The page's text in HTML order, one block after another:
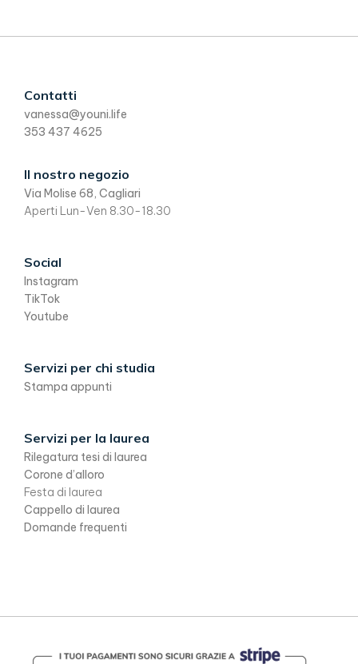
Footer
Contatti
vanessa@youni.life
353 437 4625
Il nostro negozio
Via Molise 68, Cagliari
Aperti Lun-Ven 8.30-18.30
Social
Instagram
TikTok
Youtube
Servizi per chi studia
Stampa appunti
Servizi per la laurea
Rilegatura tesi di laurea
Corone d’alloro
Festa di laurea
Cappello di laurea
Domande frequenti